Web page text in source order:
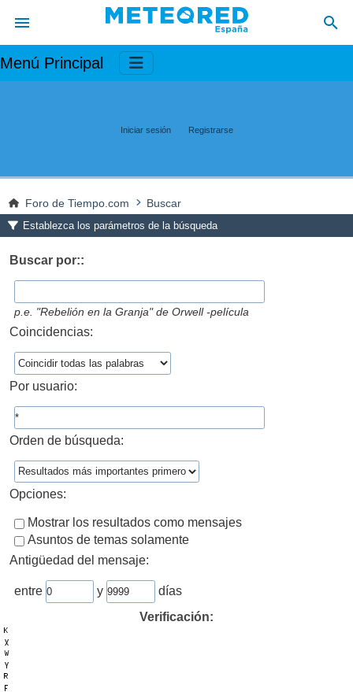
Menú Principal
Iniciar sesión Registrarse
Foro de Tiempo.com Buscar
Establezca los parámetros de la búsqueda
Buscar por::
p.e. "Rebelión en la Granja" de Orwell -película
Coincidencias:
Por usuario:
Orden de búsqueda:
Opciones:
Mostrar los resultados como mensajes
Asuntos de temas solamente
Antigüedad del mensaje:
entre y
días
Verificación: